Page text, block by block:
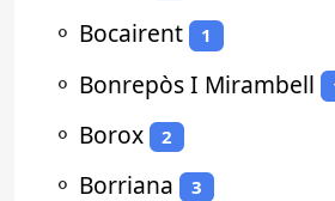
⚬ Bocairent 1
⚬ Bonrepòs I Mirambell
⚬ Borox 2
⚬ Borriana 3